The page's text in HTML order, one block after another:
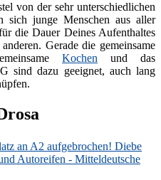
von der sehr unterschiedlichen
junge Menschen aus aller
die Dauer Deines Aufenthaltes
Gerade die gemeinsame
Kochen und das
sind dazu geeignet, auch lang
an A2 aufgebrochen! Diebe
Autoreifen - Mitteldeutsche